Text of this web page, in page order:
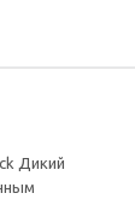
Дикий